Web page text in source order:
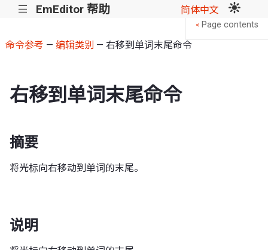
||| EmEditor 帮助 简体中文
命令参考 — 编辑类别 — 右移到单词末尾命令
右移到单词末尾命令
摘要
将光标向右移动到单词的末尾。
说明
< Page contents